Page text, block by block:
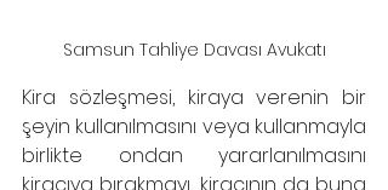
Samsun Tahliye Davası Avukatı
Kira sözleşmesi, kiraya verenin bir
şeyin kullanılmasını veya kullanmayla
birlikte ondan yararlanılmasını